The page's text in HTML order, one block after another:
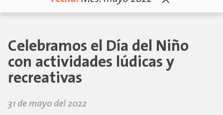
Celebramos el Día del Niño
con actividades lúdicas y
recreativas
31 de mayo del 2022